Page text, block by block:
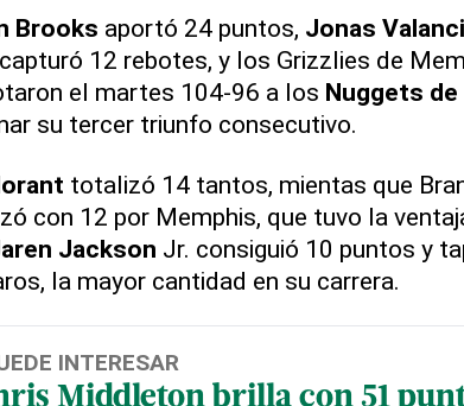
Brooks aportó 24 puntos, Jonas
12 rebotes, y los Grizzlies de
el martes 104-96 a los Nuggets de
su tercer triunfo consecutivo.
totalizó 14 tantos, mientas que
con 12 por Memphis, que tuvo la
Jackson Jr. consiguió 10 puntos y
la mayor cantidad en su carrera.
INTERESAR
Middleton brilla con 51